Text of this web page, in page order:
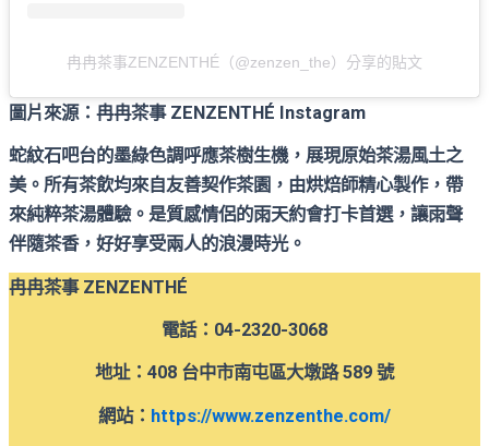
冉冉茶事ZENZENTHÉ（@zenzen_the）分享的貼文
圖片來源：冉冉茶事 ZENZENTHÉ Instagram
蛇紋石吧台的墨綠色調呼應茶樹生機，展現原始茶湯風土之
美。所有茶飲均來自友善契作茶園，由烘焙師精心製作，帶
來純粹茶湯體驗。是質感情侶的雨天約會打卡首選，讓雨聲
伴隨茶香，好好享受兩人的浪漫時光。
冉冉茶事 ZENZENTHÉ
電話：04-2320-3068
地址：408 台中市南屯區大墩路 589 號
網站： https://www.zenzenthe.com/